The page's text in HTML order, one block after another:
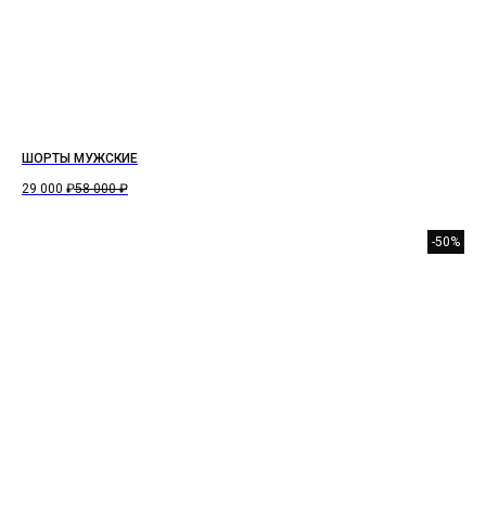
ШОРТЫ МУЖСКИЕ
29 000 ₽58 000 ₽
-50%